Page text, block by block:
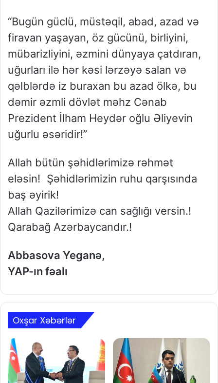
“Bugün güclü, müstəqil, abad, azad və
firavan yaşayan, öz gücünü, birliyini,
mübarizliyini, əzmini dünyaya çatdıran,
uğurları ilə hər kəsi lərzəyə salan və
qəlblərdə iz buraxan bu azad ölkə, bu
dəmir əzmli dövlət məhz Cənab
Prezident İlham Heydər oğlu Əliyevin
uğurlu əsəridir!”
Allah bütün şəhidlərimizə rəhmət
eləsin! Şəhidlərimizin ruhu qarşısında
baş əyirik!
Allah Qazilərimizə can sağlığı versin.!
Qarabağ Azərbaycandır.!
Abbasova Yeganə,
YAP-ın fəalı
Oxşar Xəbərlər